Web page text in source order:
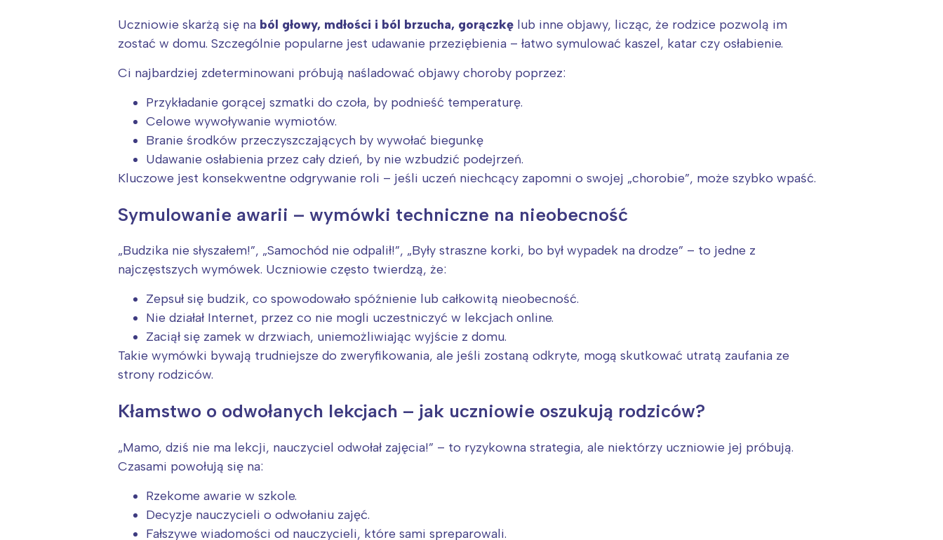
Uczniowie skarżą się na ból głowy, mdłości i ból brzucha, gorączkę lub inne objawy, licząc, że rodzice pozwolą im
zostać w domu. Szczególnie popularne jest udawanie przeziębienia – łatwo symulować kaszel, katar czy osłabienie.
Ci najbardziej zdeterminowani próbują naśladować objawy choroby poprzez:
Przykładanie gorącej szmatki do czoła, by podnieść temperaturę.
Celowe wywoływanie wymiotów.
Branie środków przeczyszczających by wywołać biegunkę
Udawanie osłabienia przez cały dzień, by nie wzbudzić podejrzeń.
Kluczowe jest konsekwentne odgrywanie roli – jeśli uczeń niechcący zapomni o swojej „chorobie”, może szybko wpaść.
Symulowanie awarii – wymówki techniczne na nieobecność
„Budzika nie słyszałem!”, „Samochód nie odpalił!”, „Były straszne korki, bo był wypadek na drodze” – to jedne z
najczęstszych wymówek. Uczniowie często twierdzą, że:
Zepsuł się budzik, co spowodowało spóźnienie lub całkowitą nieobecność.
Nie działał Internet, przez co nie mogli uczestniczyć w lekcjach online.
Zaciął się zamek w drzwiach, uniemożliwiając wyjście z domu.
Takie wymówki bywają trudniejsze do zweryfikowania, ale jeśli zostaną odkryte, mogą skutkować utratą zaufania ze
strony rodziców.
Kłamstwo o odwołanych lekcjach – jak uczniowie oszukują rodziców?
„Mamo, dziś nie ma lekcji, nauczyciel odwołał zajęcia!” – to ryzykowna strategia, ale niektórzy uczniowie jej próbują.
Czasami powołują się na:
Rzekome awarie w szkole.
Decyzje nauczycieli o odwołaniu zajęć.
Fałszywe wiadomości od nauczycieli, które sami spreparowali.
Łódź
Trójmiasto
Poznań
Kraków
Południe
Północ